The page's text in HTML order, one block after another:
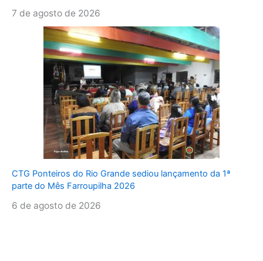
7 de agosto de 2026
CTG Ponteiros do Rio Grande sediou lançamento da 1ª
parte do Mês Farroupilha 2026
6 de agosto de 2026